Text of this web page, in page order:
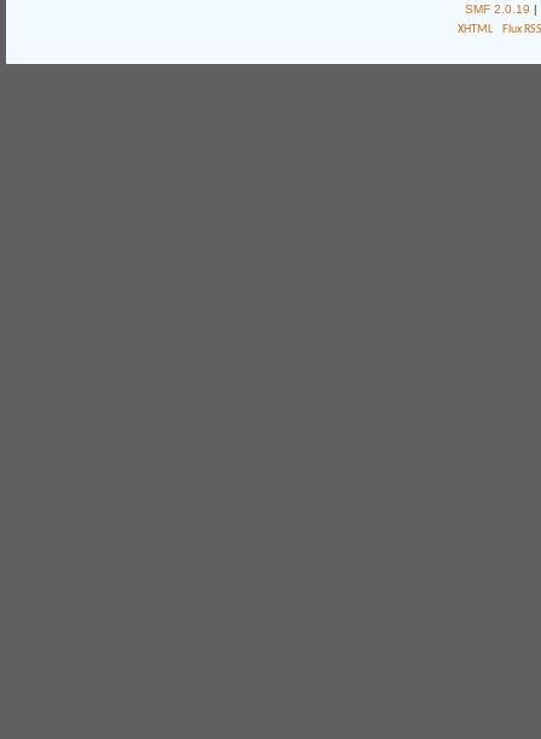
SMF 2.0.19 |
XHTML
Flux RSS